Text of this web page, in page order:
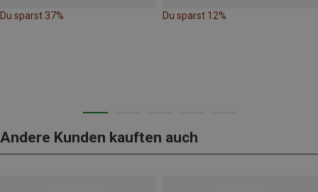
Du sparst 37% Du sparst 12%
Andere Kunden kauften auch